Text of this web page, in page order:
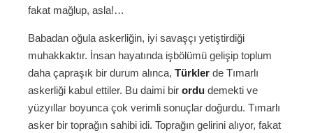
fakat mağlup, asla!…
Babadan oğula askerliğin, iyi savaşçı yetiştirdiği
muhakkaktır. İnsan hayatında işbölümü gelişip toplum
daha çapraşık bir durum alınca, Türkler de Tımarlı
askerliği kabul ettiler. Bu daimi bir ordu demekti ve
yüzyıllar boyunca çok verimli sonuçlar doğurdu. Tımarlı
asker bir toprağın sahibi idi. Toprağın gelirini alıyor, fakat